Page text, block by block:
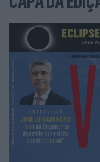
grande
portugueses das
desportivos e
de ensino
e mais uns et
periférico e